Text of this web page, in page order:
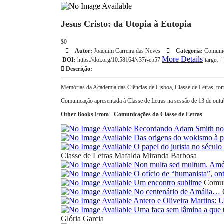
Jesus Cristo: da Utopia à Eutopia
$0
Autor: Joaquim Carreira das Neves Categoria:
DOI: https://doi.org/10.58164/y37r-ep57 More Details
Descrição:
Memórias da Academia das Ciências de Lisboa, Classe de Letras,
Comunicação apresentada à Classe de Letras na sessão de 13 de
Other Books From - Comunicações da Classe de Letras
Recordando Adam Smith
Das origens do wokismo à
O papel do jurista no
Classe de Letras Mafalda Miranda Barbosa
Non multa sed multum.
O ofício de “humanista”,
Um encontro sublime
No centenário de Amália…
Antero e Oliveira Martins:
Uma faca sem lâmina a
Glória Garcia